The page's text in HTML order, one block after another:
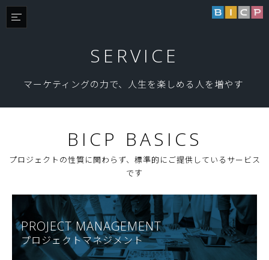
SERVICE
マーケティングの力で、人生を楽しめる人を増やす
BICP BASICS
プロジェクトの性質に関わらず、標準的にご提供しているサービス
です
PROJECT MANAGEMENT
プロジェクトマネジメント